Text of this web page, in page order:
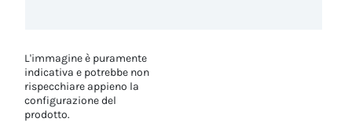
L'immagine è puramente
indicativa e potrebbe non
rispecchiare appieno la
configurazione del
prodotto.